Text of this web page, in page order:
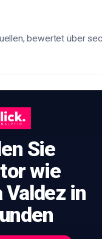
bewertet über
Sie
wie
in